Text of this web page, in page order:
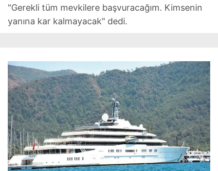
"Gerekli tüm mevkilere başvuracağım. Kimsenin
yanına kar kalmayacak" dedi.